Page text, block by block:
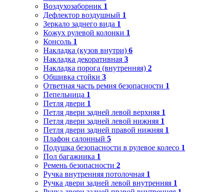
Воздухозаборник 1
Дефлектор воздушный 1
Зеркало заднего вида 1
Кожух рулевой колонки 1
Консоль 1
Накладка (кузов внутри) 6
Накладка декоративная 3
Накладка порога (внутренняя) 2
Обшивка стойки 3
Ответная часть ремня безопасности 1
Пепельница 1
Петля двери 1
Петля двери задней левой верхняя 1
Петля двери задней левой нижняя 1
Петля двери задней правой нижняя 1
Плафон салонный 5
Подушка безопасности в рулевое колесо 1
Пол багажника 1
Ремень безопасности 2
Ручка внутренняя потолочная 1
Ручка двери задней левой внутренняя 1